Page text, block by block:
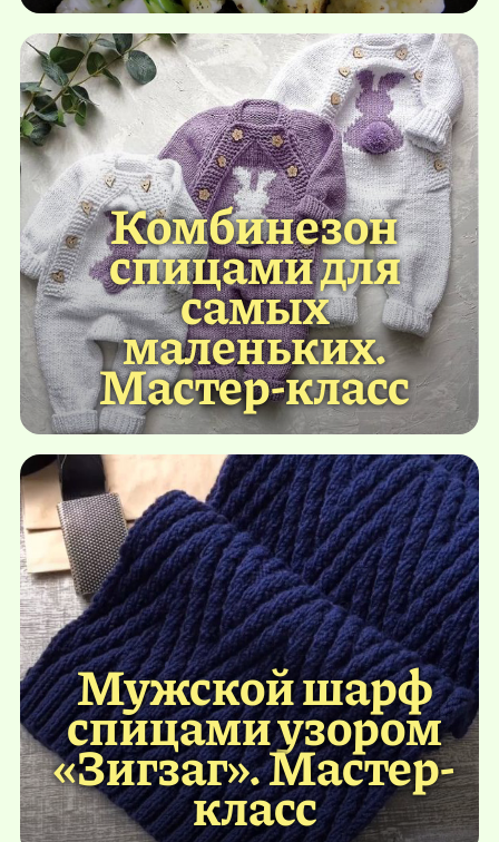
Комбинезон
спицами для
самых
маленьких.
Мастер-класс
Мужской шарф
спицами узором
«Зигзаг». Мастер-
класс